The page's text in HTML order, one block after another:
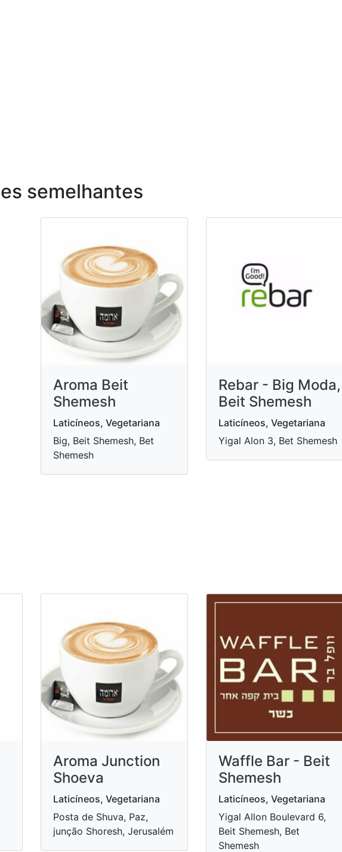
semelhantes
Aroma Beit
Shemesh
Laticíneos, Vegetariana
Big, Beit Shemesh, Bet
Shemesh
Rebar - Big Moda,
Beit Shemesh
Laticíneos, Vegetariana
Yigal Alon 3, Bet Shemesh
Aroma Junction
Shoeva
Laticíneos, Vegetariana
Posta de Shuva, Paz,
junção Shoresh, Jerusalém
Waffle Bar - Beit
Shemesh
Laticíneos, Vegetariana
Yigal Allon Boulevard 6,
Beit Shemesh, Bet
Shemesh